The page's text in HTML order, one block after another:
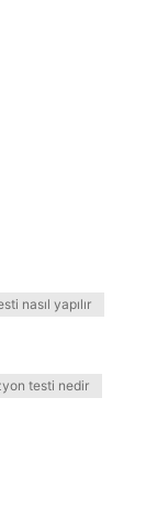
nasıl yapılır
testi nedir